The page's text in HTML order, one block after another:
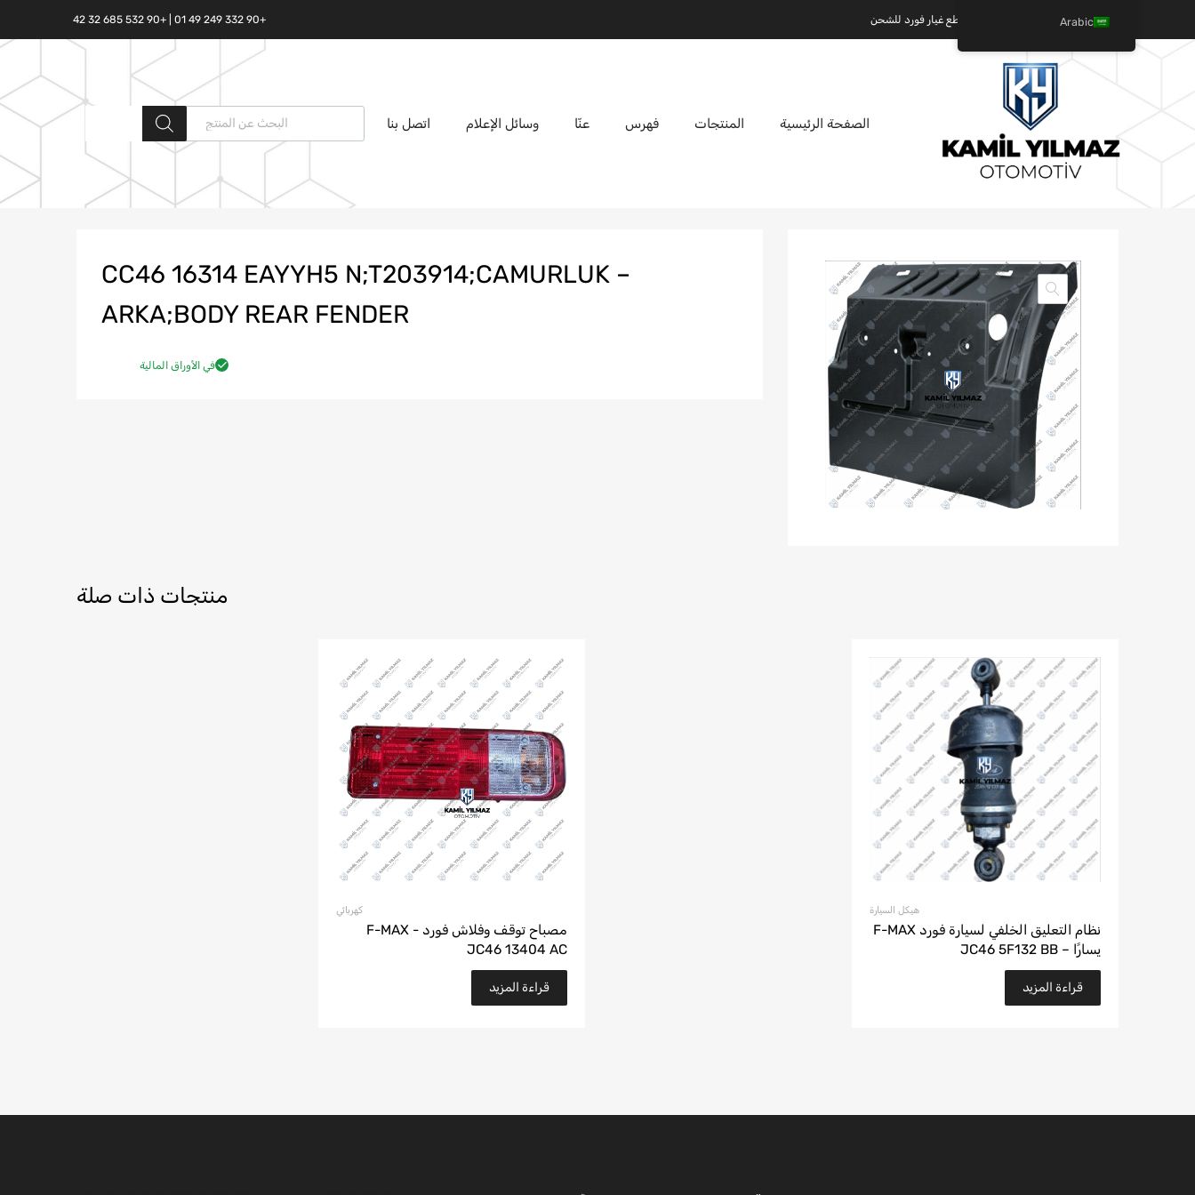
كميل يلماز للسيارات - عالم قطع غيار فورد للشحن +90 332 249 49 01 | +90 532 685 32 42
الصفحة الرئيسية المنتجات فهرس عنّا وسائل الإعلام اتصل بنا
البحث المنتجات
CC46 16314 EAYYH5 N;T203914;CAMURLUK –
ARKA;BODY REAR FENDER
في الأوراق المالية
منتجات ذات صلة
هيكل السيارة
نظام التعليق الخلفي لسيارة فورد F-MAX
يسارًا – JC46 5F132 BB
قراءة المزيد
كهربائي
مصباح توقف وفلاش فورد F-MAX -
JC46 13404 AC
قراءة المزيد
Arabic